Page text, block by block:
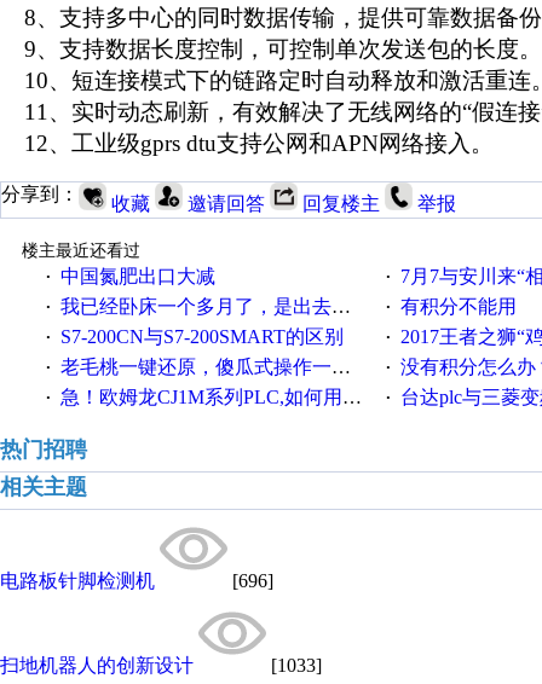
8、支持多中心的同时数据传输，提供可靠数据备
9、支持数据长度控制，可控制单次发送包的长度。
10、短连接模式下的链路定时自动释放和激活重连
11、实时动态刷新，有效解决了无线网络的“假连
12、工业级gprs dtu支持公网和APN网络接入。
分享到： 收藏 邀请回答 回复楼主 举报
楼主最近还看过
· 中国氮肥出口大减 · 7月7与安川来“
· 我已经卧床一个多月了，是出去安装机械手在高速遭遇车祸所致:大家工作都要特别注意啊 · 有积分不能用
· S7-200CN与S7-200SMART的区别 · 2017王者之狮“鸡”情签到
· 老毛桃一键还原，傻瓜式操作一键轻松备份还原；程序为向导式安装，一键即可实现自动备份或还原系统。 · 没有积分怎么办
· 急！欧姆龙CJ1M系列PLC,如何用时间控制变频器。要求时间在组态王中可以自由输入！拜托各位大神了！ · 台达plc与三菱
热门招聘
相关主题
电路板针脚检测机 [696]
扫地机器人的创新设计 [1033]